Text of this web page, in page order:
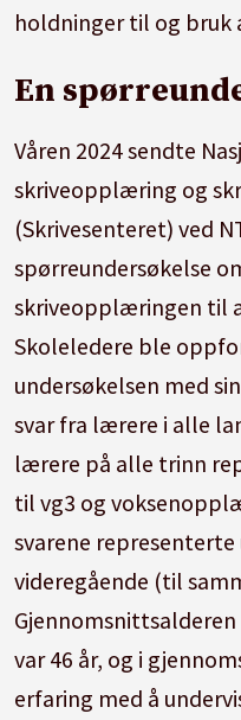
holdninger til og bruk
En
Våren 2024 sendte
skriveopplæring og
(Skrivesenteret) ved
spørreundersøkelse
skriveopplæringen til
Skoleledere ble
undersøkelsen med
svar fra lærere i alle
lærere på alle trinn
til vg3 og
svarene
videregående (til
var 46 år, og i
erfaring med å